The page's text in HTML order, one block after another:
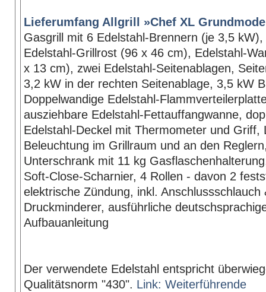
Lieferumfang Allgrill »Chef XL
Gasgrill mit 6 Edelstahl-Brennern (je 3,5
Edelstahl-Grillrost (96 x 46 cm), Edelstahl-
x 13 cm), zwei Edelstahl-Seitenablagen,
3,2 kW in der rechten Seitenablage, 3,5 kW
Doppelwandige Edelstahl-
ausziehbare Edelstahl-Fettauffangwanne,
Edelstahl-Deckel mit Thermometer und Griff,
Beleuchtung im Grillraum und an den
Unterschrank mit 11 kg
Soft-Close-Scharnier, 4 Rollen - davon 2
elektrische Zündung, inkl. Anschlussschlauch
Druckminderer, ausführliche
Aufbauanleitung
Der verwendete Edelstahl entspricht
Qualitätsnorm "430". Link: Weiterführende